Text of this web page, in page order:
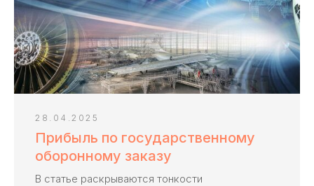
28.04.2025
Прибыль по государственному
оборонному заказу
В статье раскрываются тонкости